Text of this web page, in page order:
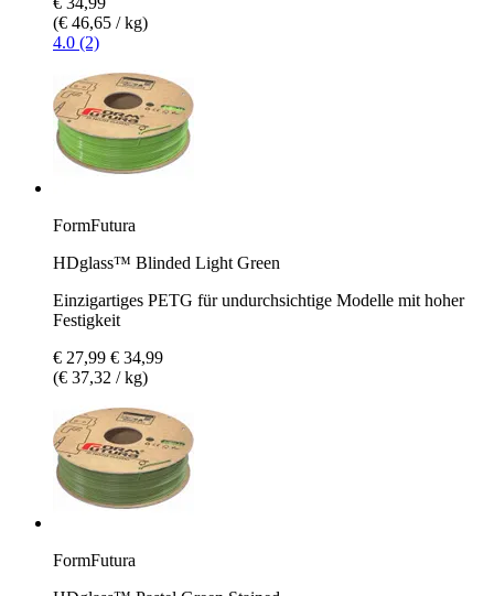
(€ 46,65 / kg)
4.0 (2)
FormFutura
HDglass™ Blinded Light Green
Einzigartiges PETG für undurchsichtige Modelle mit hoher
Festigkeit
€ 27,99 € 34,99
(€ 37,32 / kg)
FormFutura